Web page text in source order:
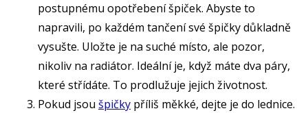
postupnému opotřebení špiček. Abyste to
napravili, po každém tančení své špičky důkladně
vysušte. Uložte je na suché místo, ale pozor,
nikoliv na radiátor. Ideální je, když máte dva páry,
které střídáte. To prodlužuje jejich životnost.
Pokud jsou špičky příliš měkké, dejte je do lednice.